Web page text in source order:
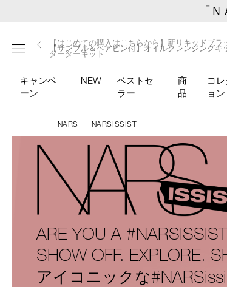
content
「
メニュー
【ミニパフプレゼント】新リキッドブラッシュご
レゼント
【はじめての購入はこちらから】新リキッドブラ
ターターキット
【サンプル＆ヘアピン付】オイルクレンジングキ
【ギフトショッパープレゼント】カラーアイテム
へのプレゼントに
【ポーチ＆ブラッシュプレゼント】ORGASM
キャンペ
ーン
NEW
ベストセ
ラー
商
品
コ
ョン
NARS NARSISSIST
ARE YOU A
SHOW OFF. EXPLORE.
アイコニックな